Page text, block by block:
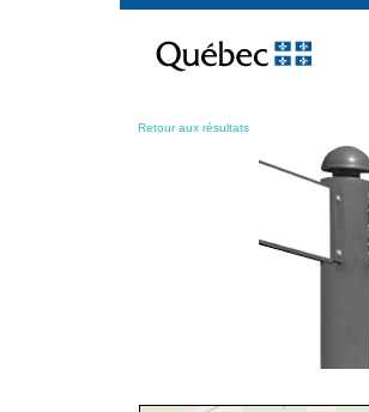
contenu
Retour aux résultats